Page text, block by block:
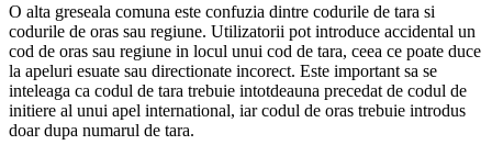
O alta greseala comuna este confuzia dintre codurile de tara si
codurile de oras sau regiune. Utilizatorii pot introduce accidental un
cod de oras sau regiune in locul unui cod de tara, ceea ce poate duce
la apeluri esuate sau directionate incorect. Este important sa se
inteleaga ca codul de tara trebuie intotdeauna precedat de codul de
initiere al unui apel international, iar codul de oras trebuie introdus
doar dupa numarul de tara.